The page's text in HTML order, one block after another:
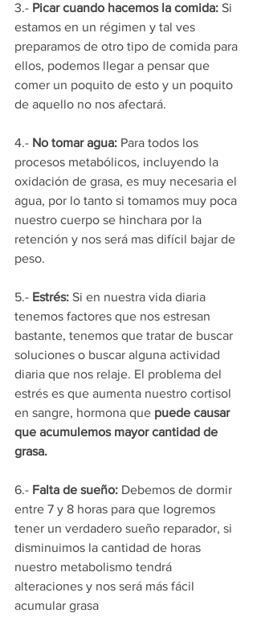
3.- Picar cuando hacemos la comida: Si
estamos en un régimen y tal ves
preparamos de otro tipo de comida para
ellos, podemos llegar a pensar que
comer un poquito de esto y un poquito
de aquello no nos afectará.
4.- No tomar agua: Para todos los
procesos metabólicos, incluyendo la
oxidación de grasa, es muy necesaria el
agua, por lo tanto si tomamos muy poca
nuestro cuerpo se hinchara por la
retención y nos será mas difícil bajar de
peso.
5.- Estrés: Si en nuestra vida diaria
tenemos factores que nos estresan
bastante, tenemos que tratar de buscar
soluciones o buscar alguna actividad
diaria que nos relaje. El problema del
estrés es que aumenta nuestro cortisol
en sangre, hormona que puede causar
que acumulemos mayor cantidad de
grasa.
6.- Falta de sueño: Debemos de dormir
entre 7 y 8 horas para que logremos
tener un verdadero sueño reparador, si
disminuimos la cantidad de horas
nuestro metabolismo tendrá
alteraciones y nos será más fácil
acumular grasa